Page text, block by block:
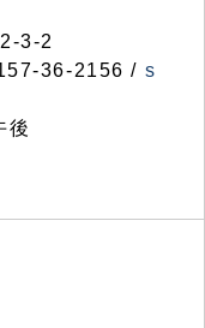
3-2
36-2156 / s
後